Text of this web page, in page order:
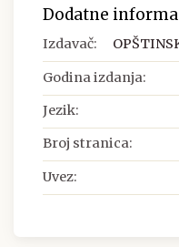
Dodatne
Izdavač:
Godina izdanja:
Jezik:
Broj stranica:
Uvez: